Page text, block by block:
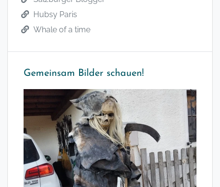
Hubsy Paris
Whale of a time
Gemeinsam Bilder schauen!